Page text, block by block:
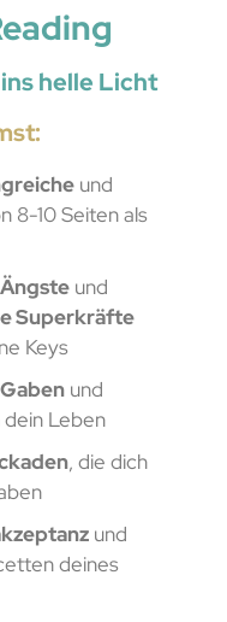
helle Licht
und
8-10 Seiten als
und
Superkräfte
Keys
und
Leben
, die dich
und
deines